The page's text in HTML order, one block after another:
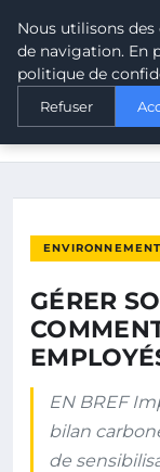
MALTA
ACCUEIL
GÉRER SON BILAN
GÉRER
EN BREF
bilan
de
Nous utilisons
de navigation. En
politique de
Refuser